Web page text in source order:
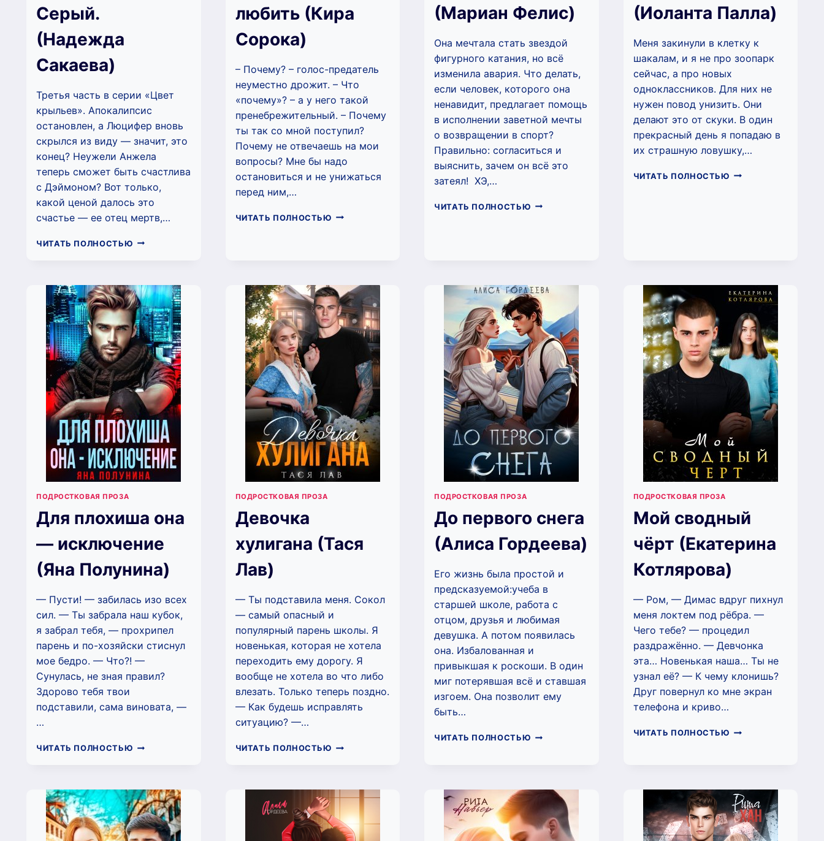
Серый.
(Надежда
Сакаева)
Третья часть в серии «Цвет
крыльев». Апокалипсис
остановлен, а Люцифер вновь
скрылся из виду — значит, это
конец? Неужели Анжела
теперь сможет быть счастлива
с Дэймоном? Вот только,
какой ценой далось это
счастье — ее отец мертв,…
ЧИТАТЬ ПОЛНОСТЬЮ ЦВЕТ
САКАЕВА)
любить (Кира
Сорока)
– Почему? – голос-предатель
неуместно дрожит. – Что
«почему»? – а у него такой
пренебрежительный. – Почему
ты так со мной поступил?
Почему не отвечаешь на мои
вопросы? Мне бы надо
остановиться и не унижаться
перед ним,…
ЧИТАТЬ ПОЛНОСТЬЮ ЗАПРЕТИ
(Мариан Фелис)
Она мечтала стать звездой
фигурного катания, но всё
изменила авария. Что делать,
если человек, которого она
ненавидит, предлагает помощь
в исполнении заветной мечты
о возвращении в спорт?
Правильно: согласиться и
выяснить, зачем он всё это
затеял! ХЭ,…
ЧИТАТЬ ПОЛНОСТЬЮ ЖЕСТОКИЙ
(Иоланта Палла)
Меня закинули в клетку к
шакалам, и я не про зоопарк
сейчас, а про новых
одноклассников. Для них не
нужен повод унизить. Они
делают это от скуки. В один
прекрасный день я попадаю в
их страшную ловушку,…
ЧИТАТЬ ПОЛНОСТЬЮ БУДУ
ПОДРОСТКОВАЯ ПРОЗА
Для плохиша она
— исключение
(Яна Полунина)
— Пусти! — забилась изо всех
сил. — Ты забрала наш кубок,
я забрал тебя, — прохрипел
парень и по-хозяйски стиснул
мое бедро. — Что?! —
Сунулась, не зная правил?
Здорово тебя твои
подставили, сама виновата, —
…
ЧИТАТЬ ПОЛНОСТЬЮ ДЛЯ
ИСКЛЮЧЕНИЕ
(ЯНА
ПОЛУНИНА)
ПОДРОСТКОВАЯ ПРОЗА
Девочка
хулигана (Тася
Лав)
— Ты подставила меня. Сокол
— самый опасный и
популярный парень школы. Я
новенькая, которая не хотела
переходить ему дорогу. Я
вообще не хотела во что либо
влезать. Только теперь поздно.
— Как будешь исправлять
ситуацию? —…
ЧИТАТЬ ПОЛНОСТЬЮ ДЕВОЧКА
ПОДРОСТКОВАЯ ПРОЗА
До первого снега
(Алиса Гордеева)
Его жизнь была простой и
предсказуемой:учеба в
старшей школе, работа с
отцом, друзья и любимая
девушка. А потом появилась
она. Избалованная и
привыкшая к роскоши. В один
миг потерявшая всё и ставшая
изгоем. Она позволит ему
быть…
ЧИТАТЬ ПОЛНОСТЬЮ ДО
ПОДРОСТКОВАЯ ПРОЗА
Мой сводный
чёрт (Екатерина
Котлярова)
— Ром, — Димас вдруг пихнул
меня локтем под рёбра. —
Чего тебе? — процедил
раздражённо. — Девчонка
эта… Новенькая наша… Ты не
узнал её? — К чему клонишь?
Друг повернул ко мне экран
телефона и криво…
ЧИТАТЬ ПОЛНОСТЬЮ МОЙ